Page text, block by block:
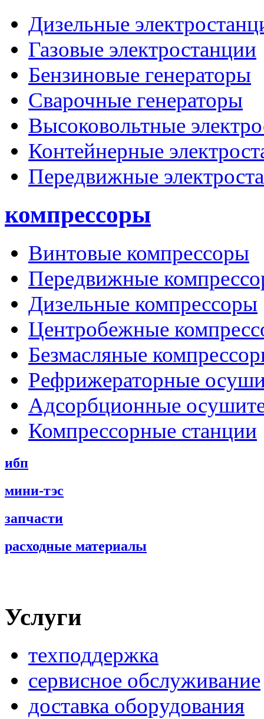
Дизельные
Газовые электростанции
Бензиновые генераторы
Сварочные генераторы
Высоковольтные
Контейнерные
Передвижные
компрессоры
Винтовые компрессоры
Передвижные
Дизельные компрессоры
Центробежные
Безмасляные
Рефрижераторные
Адсорбционные
Компрессорные станции
ибп
мини-тэс
запчасти
расходные материалы
Услуги
техподдержка
сервисное обслуживание
доставка оборудования